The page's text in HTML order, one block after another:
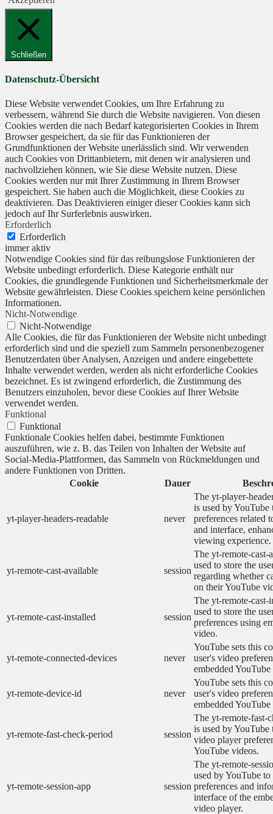
Schließen
Datenschutz-Übersicht
Diese Website verwendet Cookies, um Ihre Erfahrung zu
verbessern, während Sie durch die Website navigieren. Von diesen
Cookies werden die nach Bedarf kategorisierten Cookies in Ihrem
Browser gespeichert, da sie für das Funktionieren der
Grundfunktionen der Website unerlässlich sind. Wir verwenden
auch Cookies von Drittanbietern, mit denen wir analysieren und
nachvollziehen können, wie Sie diese Website nutzen. Diese
Cookies werden nur mit Ihrer Zustimmung in Ihrem Browser
gespeichert. Sie haben auch die Möglichkeit, diese Cookies zu
deaktivieren. Das Deaktivieren einiger dieser Cookies kann sich
jedoch auf Ihr Surferlebnis auswirken.
Erforderlich
Erforderlich
immer aktiv
Notwendige Cookies sind für das reibungslose Funktionieren der
Website unbedingt erforderlich. Diese Kategorie enthält nur
Cookies, die grundlegende Funktionen und Sicherheitsmerkmale der
Website gewährleisten. Diese Cookies speichern keine persönlichen
Informationen.
Nicht-Notwendige
Nicht-Notwendige
Alle Cookies, die für das Funktionieren der Website nicht unbedingt
erforderlich sind und die speziell zum Sammeln personenbezogener
Benutzerdaten über Analysen, Anzeigen und andere eingebettete
Inhalte verwendet werden, werden als nicht erforderliche Cookies
bezeichnet. Es ist zwingend erforderlich, die Zustimmung des
Benutzers einzuholen, bevor diese Cookies auf Ihrer Website
verwendet werden.
Funktional
Funktional
Funktionale Cookies helfen dabei, bestimmte Funktionen
auszuführen, wie z. B. das Teilen von Inhalten der Website auf
Social-Media-Plattformen, das Sammeln von Rückmeldungen und
andere Funktionen von Dritten.
Cookie
Dauer
yt-player-headers-readable never
The yt-player-
is used by YouTube
preferences related
and interface,
viewing experience.
yt-remote-cast-available session
The yt-remote-cast-
used to store the
regarding whether
on their YouTube
yt-remote-cast-installed session
The yt-remote-cast-
used to store the
preferences using
video.
yt-remote-connected-devices never
YouTube sets this
user's video
embedded
yt-remote-device-id never
YouTube sets this
user's video
embedded
yt-remote-fast-check-period session
The yt-remote-fast-
is used by YouTube
video player
YouTube videos.
yt-remote-session-app session
The yt-remote-
used by YouTube to
preferences and
interface of the
video player.